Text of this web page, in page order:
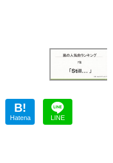
B!
Hatena LINE